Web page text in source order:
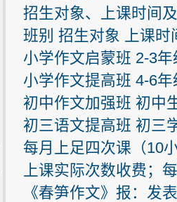
招生对象、上课时间
班别 招生对象 上课
小学作文启蒙班 2-3
小学作文提高班 4-6
初中作文加强班 初中
初三语文提高班 初三
每月上足四次课（10
上课实际次数收费；
《春笋作文》报：发